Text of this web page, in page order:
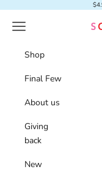
Navigation menu
Shop
Final Few
About us
Giving
back
New